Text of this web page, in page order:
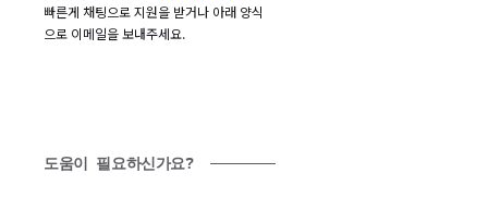
빠른게 채팅으로 지원을 받거나 아래 양식
으로 이메일을 보내주세요.
도움이 필요하신가요?